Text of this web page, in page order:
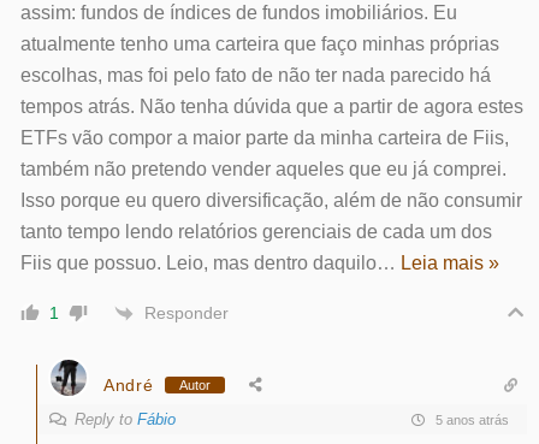
assim: fundos de índices de fundos imobiliários. Eu
atualmente tenho uma carteira que faço minhas próprias
escolhas, mas foi pelo fato de não ter nada parecido há
tempos atrás. Não tenha dúvida que a partir de agora estes
ETFs vão compor a maior parte da minha carteira de Fiis,
também não pretendo vender aqueles que eu já comprei.
Isso porque eu quero diversificação, além de não consumir
tanto tempo lendo relatórios gerenciais de cada um dos
Fiis que possuo. Leio, mas dentro daquilo… Leia mais »
1 Responder
André Autor
Reply to Fábio 5 anos atrás